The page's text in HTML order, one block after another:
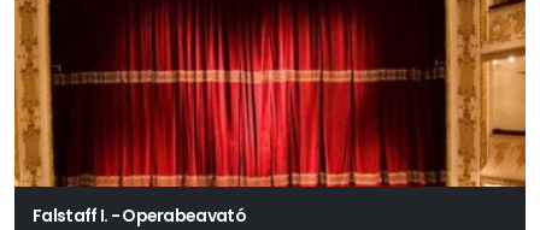
Falstaff I. - Operabeavató